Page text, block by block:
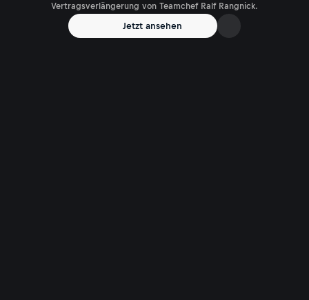
Vertragsverlängerung von Teamchef Ralf Rangnick.
Jetzt ansehen